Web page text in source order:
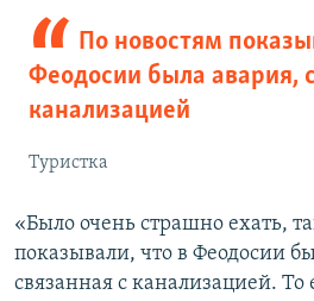
По новостям
Феодосии была авария,
канализацией
Туристка
«Было очень страшно ехать,
показывали, что в Феодосии
связанная с канализацией. То